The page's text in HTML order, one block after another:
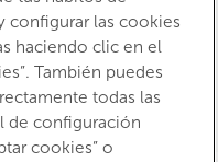
configurar las cookies
haciendo clic en el
También puedes
todas las
de configuración
cookies” o